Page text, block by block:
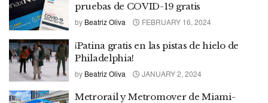
pruebas de COVID-19 gratis
by Beatriz Oliva FEBRUARY 16, 2024
¡Patina gratis en las pistas de hielo de
Philadelphia!
by Beatriz Oliva JANUARY 2, 2024
Metrorail y Metromover de Miami-